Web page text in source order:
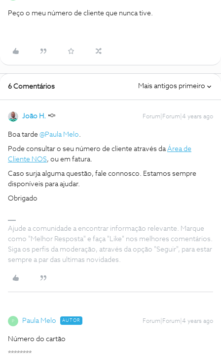
Peço o meu número de cliente que nunca tive.
6 Comentários Mais antigos primeiro
João H. Forum|Forum|4 years ago
Boa tarde @Paula Melo.
Pode consultar o seu número de cliente através daÁrea de
Cliente NOS, ou em fatura.
Caso surja alguma questão, fale connosco. Estamos sempre
disponíveis para ajudar.
Obrigado
Ajude a comunidade a encontrar informação relevante. Marque
como "Melhor Resposta" e faça "Like" nos melhores comentários.
Siga os perfis da moderação, através da opção "Seguir", para estar
sempre a par das ultimas novidades.
P Paula Melo AUTOR Forum|Forum|4 years ago
Número do cartão
********